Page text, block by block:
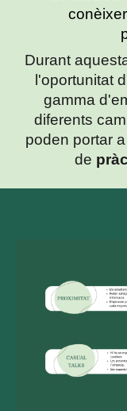
Durant
l'oportunitat
gamma
diferents
poden portar
de